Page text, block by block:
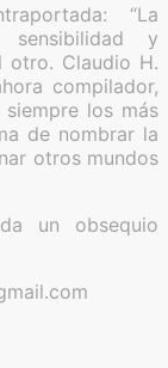
“La
sensibilidad y
otro. Claudio H.
compilador,
los más
de nombrar la
otros mundos
un obsequio